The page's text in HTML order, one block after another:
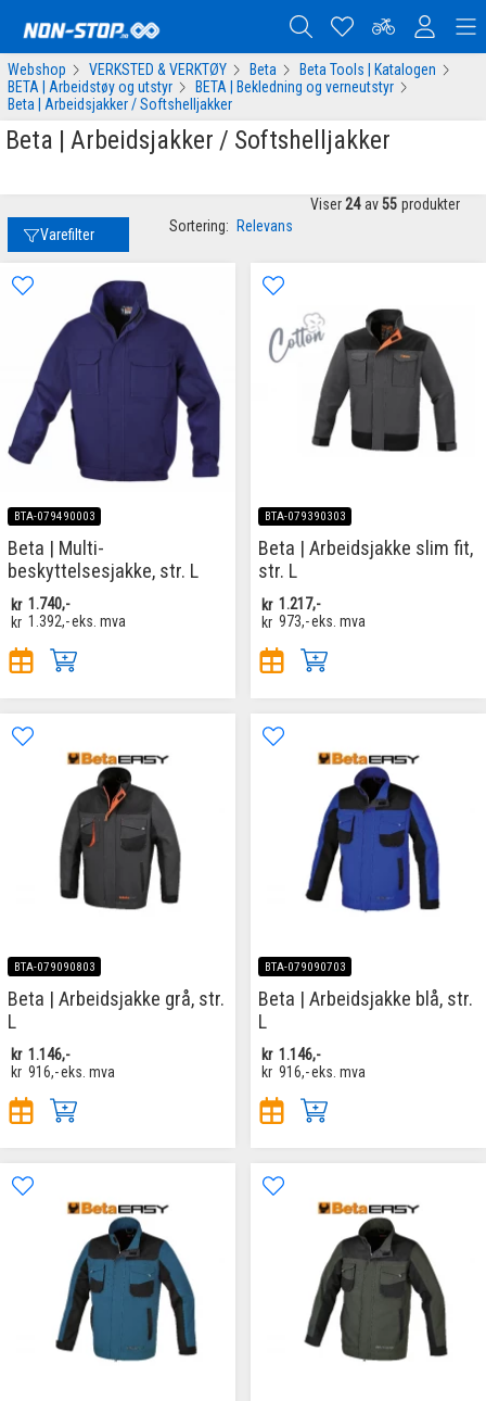
Webshop VERKSTED & VERKTØY Beta
Beta Tools | Katalogen
BETA | Arbeidstøy og utstyr
BETA | Bekledning og verneutstyr
Beta | Arbeidsjakker / Softshelljakker
Beta | Arbeidsjakker / Softshelljakker
Varefilter Sortering: Relevans
Viser 24 av 55 produkter
BTA-079490003
Beta | Multi-
beskyttelsesjakke, str. L
kr 1.740,-
kr 1.392,-eks. mva
BTA-079390303
Beta | Arbeidsjakke slim fit,
str. L
kr 1.217,-
kr 973,-eks. mva
BTA-079090803
Beta | Arbeidsjakke grå, str.
L
kr 1.146,-
kr 916,-eks. mva
BTA-079090703
Beta | Arbeidsjakke blå, str.
L
kr 1.146,-
kr 916,-eks. mva